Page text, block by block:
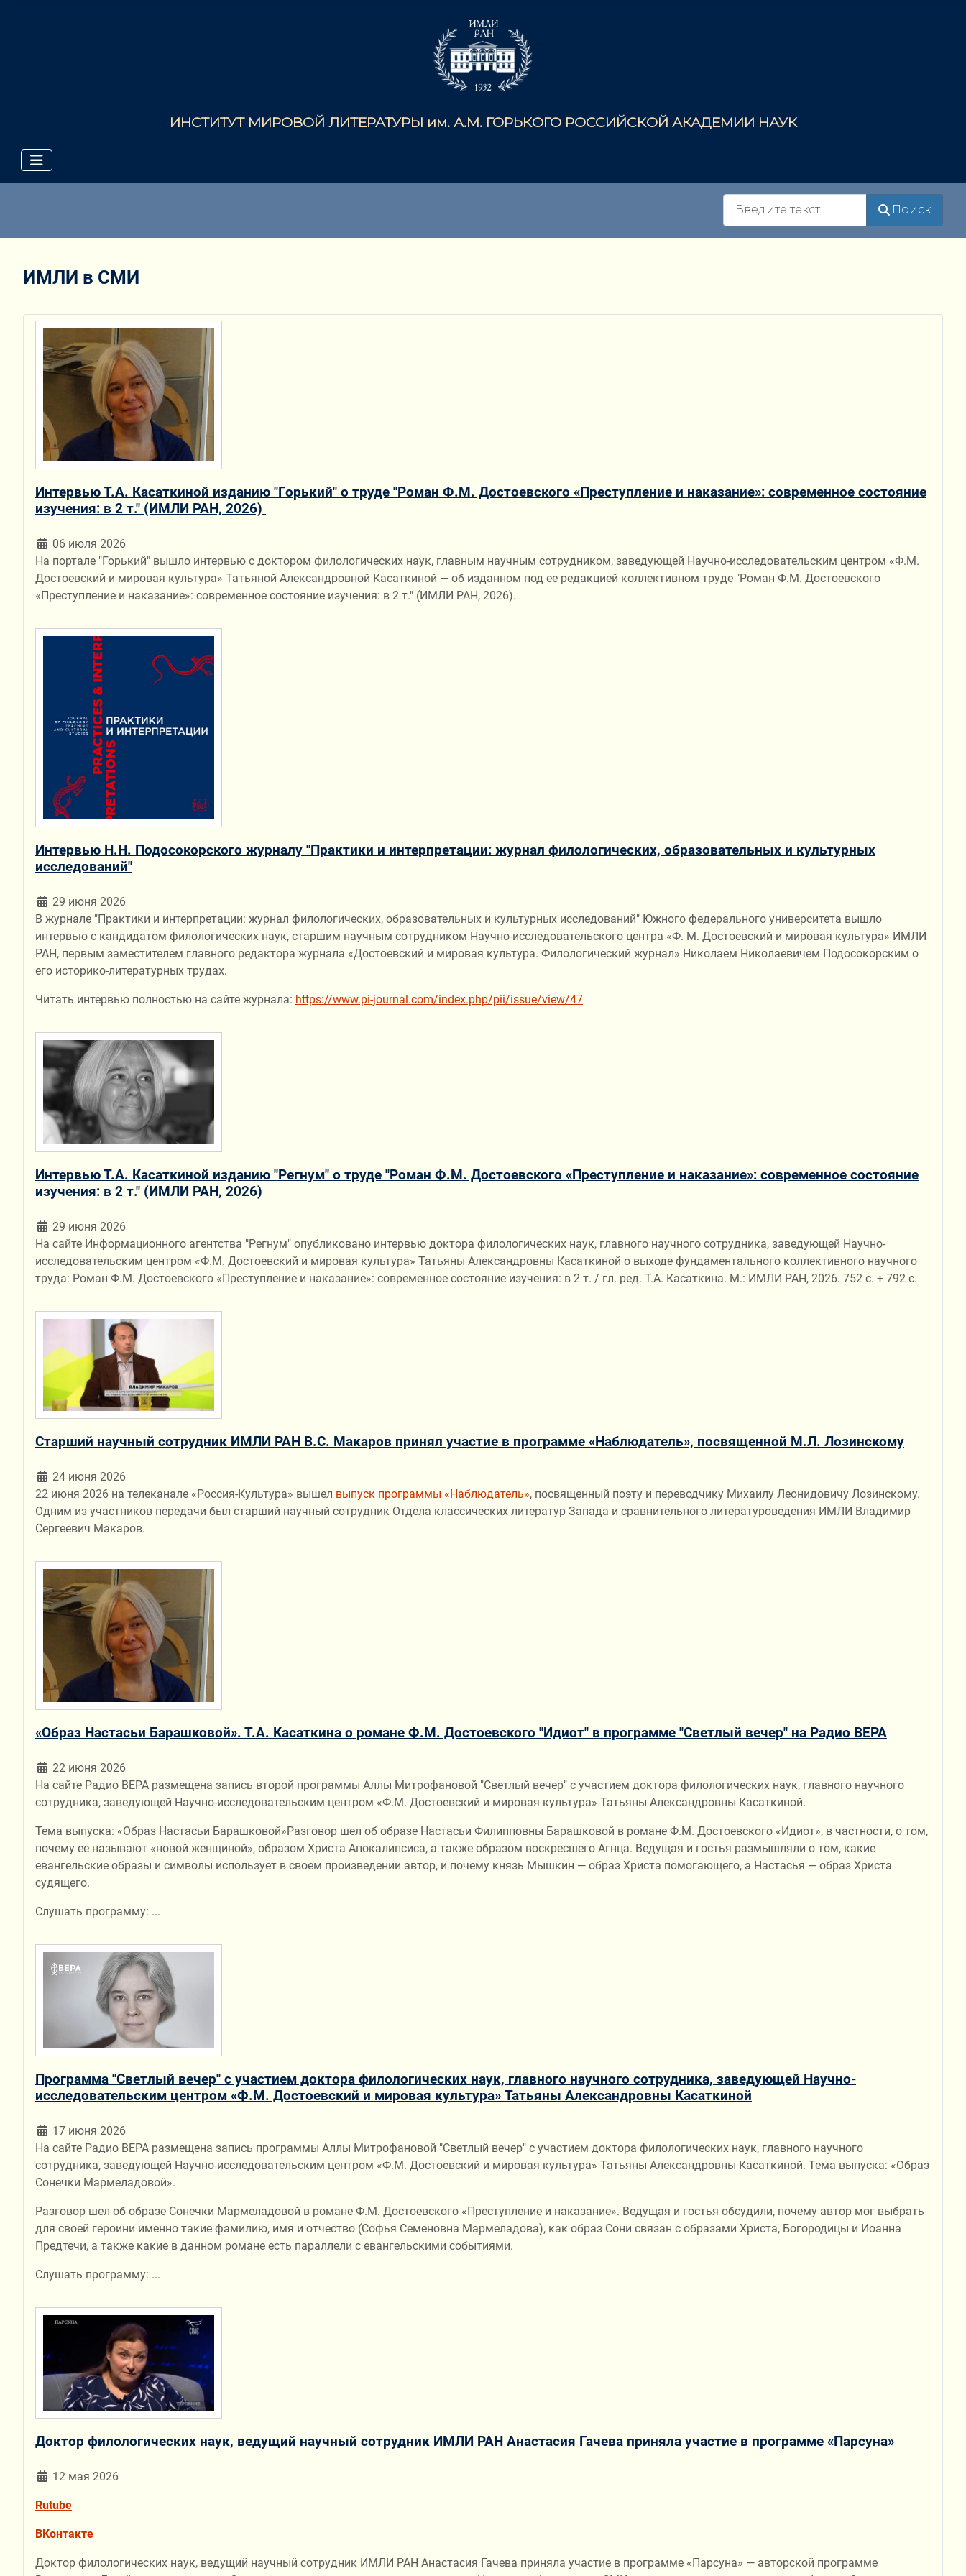
ИНСТИТУТ МИРОВОЙ ЛИТЕРАТУРЫ им. А.М. ГОРЬКОГО РОССИЙСКОЙ АКАДЕМИИ НАУК
Поиск
ИМЛИ в СМИ
Интервью Т.А. Касаткиной изданию "Горький" о труде "Роман Ф.М. Достоевского «Преступление и наказание»: современное состояние
изучения: в 2 т." (ИМЛИ РАН, 2026)
06 июля 2026
На портале "Горький" вышло интервью с доктором филологических наук, главным научным сотрудником, заведующей Научно-исследовательским центром «Ф.М.
Достоевский и мировая культура» Татьяной Александровной Касаткиной — об изданном под ее редакцией коллективном труде "Роман Ф.М. Достоевского
«Преступление и наказание»: современное состояние изучения: в 2 т." (ИМЛИ РАН, 2026).
Интервью Н.Н. Подосокорского журналу "Практики и интерпретации: журнал филологических, образовательных и культурных
исследований"
29 июня 2026
В журнале "Практики и интерпретации: журнал филологических, образовательных и культурных исследований" Южного федерального университета вышло
интервью с кандидатом филологических наук, старшим научным сотрудником Научно-исследовательского центра «Ф. М. Достоевский и мировая культура» ИМЛИ
РАН, первым заместителем главного редактора журнала «Достоевский и мировая культура. Филологический журнал» Николаем Николаевичем Подосокорским о
его историко-литературных трудах.
Читать интервью полностью на сайте журнала: https://www.pi-journal.com/index.php/pii/issue/view/47
Интервью Т.А. Касаткиной изданию "Регнум" о труде "Роман Ф.М. Достоевского «Преступление и наказание»: современное состояние
изучения: в 2 т." (ИМЛИ РАН, 2026)
29 июня 2026
На сайте Информационного агентства "Регнум" опубликовано интервью доктора филологических наук, главного научного сотрудника, заведующей Научно-
исследовательским центром «Ф.М. Достоевский и мировая культура» Татьяны Александровны Касаткиной о выходе фундаментального коллективного научного
труда: Роман Ф.М. Достоевского «Преступление и наказание»: современное состояние изучения: в 2 т. / гл. ред. Т.А. Касаткина. М.: ИМЛИ РАН, 2026. 752 с. + 792 с.
Старший научный сотрудник ИМЛИ РАН В.С. Макаров принял участие в программе «Наблюдатель», посвященной М.Л. Лозинскому
24 июня 2026
22 июня 2026 на телеканале «Россия-Культура» вышел выпуск программы «Наблюдатель», посвященный поэту и переводчику Михаилу Леонидовичу Лозинскому.
Одним из участников передачи был старший научный сотрудник Отдела классических литератур Запада и сравнительного литературоведения ИМЛИ Владимир
Сергеевич Макаров.
«Образ Настасьи Барашковой». Т.А. Касаткина о романе Ф.М. Достоевского "Идиот" в программе "Светлый вечер" на Радио ВЕРА
22 июня 2026
На сайте Радио ВЕРА размещена запись второй программы Аллы Митрофановой "Светлый вечер" с участием доктора филологических наук, главного научного
сотрудника, заведующей Научно-исследовательским центром «Ф.М. Достоевский и мировая культура» Татьяны Александровны Касаткиной.
Тема выпуска: «Образ Настасьи Барашковой»Разговор шел об образе Настасьи Филипповны Барашковой в романе Ф.М. Достоевского «Идиот», в частности, о том,
почему ее называют «новой женщиной», образом Христа Апокалипсиса, а также образом воскресшего Агнца. Ведущая и гостья размышляли о том, какие
евангельские образы и символы использует в своем произведении автор, и почему князь Мышкин — образ Христа помогающего, а Настасья — образ Христа
судящего.
Слушать программу: ...
Программа "Светлый вечер" с участием доктора филологических наук, главного научного сотрудника, заведующей Научно-
исследовательским центром «Ф.М. Достоевский и мировая культура» Татьяны Александровны Касаткиной
17 июня 2026
На сайте Радио ВЕРА размещена запись программы Аллы Митрофановой "Светлый вечер" с участием доктора филологических наук, главного научного
сотрудника, заведующей Научно-исследовательским центром «Ф.М. Достоевский и мировая культура» Татьяны Александровны Касаткиной. Тема выпуска: «Образ
Сонечки Мармеладовой».
Разговор шел об образе Сонечки Мармеладовой в романе Ф.М. Достоевского «Преступление и наказание». Ведущая и гостья обсудили, почему автор мог выбрать
для своей героини именно такие фамилию, имя и отчество (Софья Семеновна Мармеладова), как образ Сони связан с образами Христа, Богородицы и Иоанна
Предтечи, а также какие в данном романе есть параллели с евангельскими событиями.
Слушать программу: ...
Доктор филологических наук, ведущий научный сотрудник ИМЛИ РАН Анастасия Гачева приняла участие в программе «Парсуна»
12 мая 2026
Rutube
ВКонтакте
Доктор филологических наук, ведущий научный сотрудник ИМЛИ РАН Анастасия Гачева приняла участие в программе «Парсуна» — авторской программе